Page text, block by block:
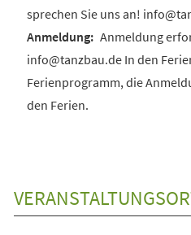
sprechen Sie uns an!
Anmeldung
info@tanzbau.de In den
Ferienprogramm, die
den Ferien.